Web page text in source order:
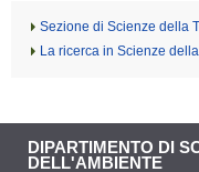
Sezione di Scienze della
La ricerca in Scienze
DIPARTIMENTO DI
DELL'AMBIENTE